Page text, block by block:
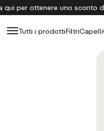
del 15% sul tuo primo
Tutti i prodottiFiltriCapelli